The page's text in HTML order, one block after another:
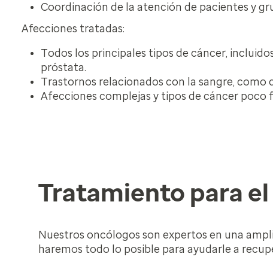
Coordinación de la atención de pacientes y
Afecciones tratadas:
Todos los principales tipos de cáncer,
próstata.
Trastornos relacionados con la sangre,
Afecciones complejas y tipos de cáncer poco
Tratamiento para
Nuestros oncólogos son expertos en una
haremos todo lo posible para ayudarle a